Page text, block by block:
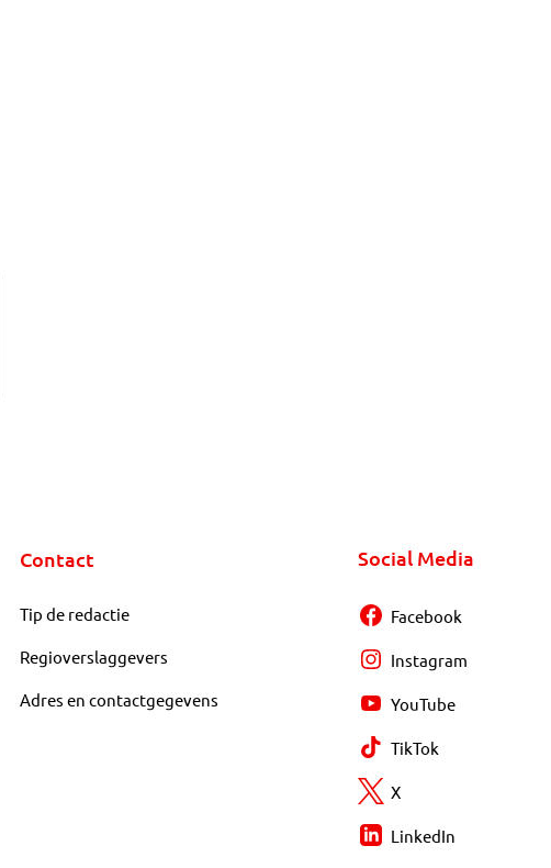
Contact
Tip de redactie
Regioverslaggevers
Adres en contactgegevens
Social Media
Facebook
Instagram
YouTube
TikTok
X
LinkedIn